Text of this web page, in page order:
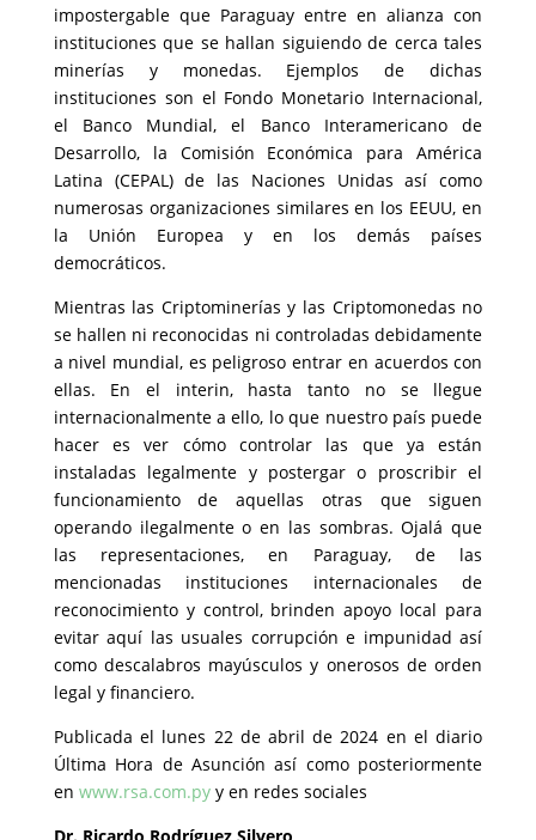
impostergable que Paraguay entre en alianza con
instituciones que se hallan siguiendo de cerca tales
minerías y monedas. Ejemplos de dichas
instituciones son el Fondo Monetario Internacional,
el Banco Mundial, el Banco Interamericano de
Desarrollo, la Comisión Económica para América
Latina (CEPAL) de las Naciones Unidas así como
numerosas organizaciones similares en los EEUU, en
la Unión Europea y en los demás países
democráticos.
Mientras las Criptominerías y las Criptomonedas no
se hallen ni reconocidas ni controladas debidamente
a nivel mundial, es peligroso entrar en acuerdos con
ellas. En el interin, hasta tanto no se llegue
internacionalmente a ello, lo que nuestro país puede
hacer es ver cómo controlar las que ya están
instaladas legalmente y postergar o proscribir el
funcionamiento de aquellas otras que siguen
operando ilegalmente o en las sombras. Ojalá que
las representaciones, en Paraguay, de las
mencionadas instituciones internacionales de
reconocimiento y control, brinden apoyo local para
evitar aquí las usuales corrupción e impunidad así
como descalabros mayúsculos y onerosos de orden
legal y financiero.
Publicada el lunes 22 de abril de 2024 en el diario
Última Hora de Asunción así como posteriormente
en www.rsa.com.pyy en redes sociales